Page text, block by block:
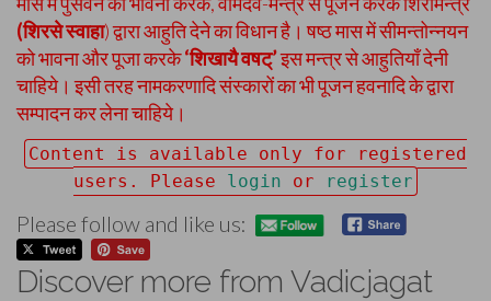
(शिरसे स्वाहा) द्वारा आहुति देने का विधान है। षष्ठ मास में सीमन्तोन्नयन
को भावना और पूजा करके‘शिखायै वषट्’इस मन्त्र से आहुतियाँ देनी
चाहिये। इसी तरह नामकरणादि संस्कारों का भी पूजन हवनादि के द्वारा
सम्पादन कर लेना चाहिये।
Content is available only for registered
users. Please login or register
Please follow and like us:
Discover more from Vadicjagat